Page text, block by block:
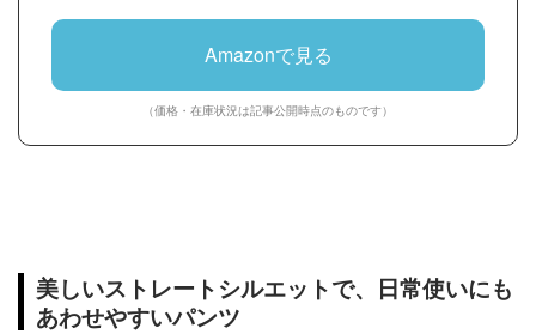
Amazonで見る
（価格・在庫状況は記事公開時点のものです）
美しいストレートシルエットで、日常使いにも
あわせやすいパンツ